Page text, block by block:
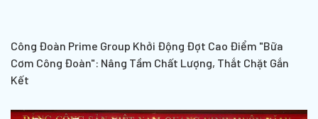
Công Đoàn Prime Group Khởi Động Đợt Cao Điểm "Bữa
Cơm Công Đoàn": Nâng Tầm Chất Lượng, Thắt Chặt Gắn
Kết